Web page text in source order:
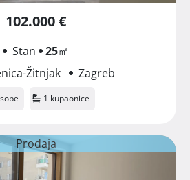
102.000 €
Stan 25㎡
Žitnjak
Zagreb
1 kupaonice
Prodaja